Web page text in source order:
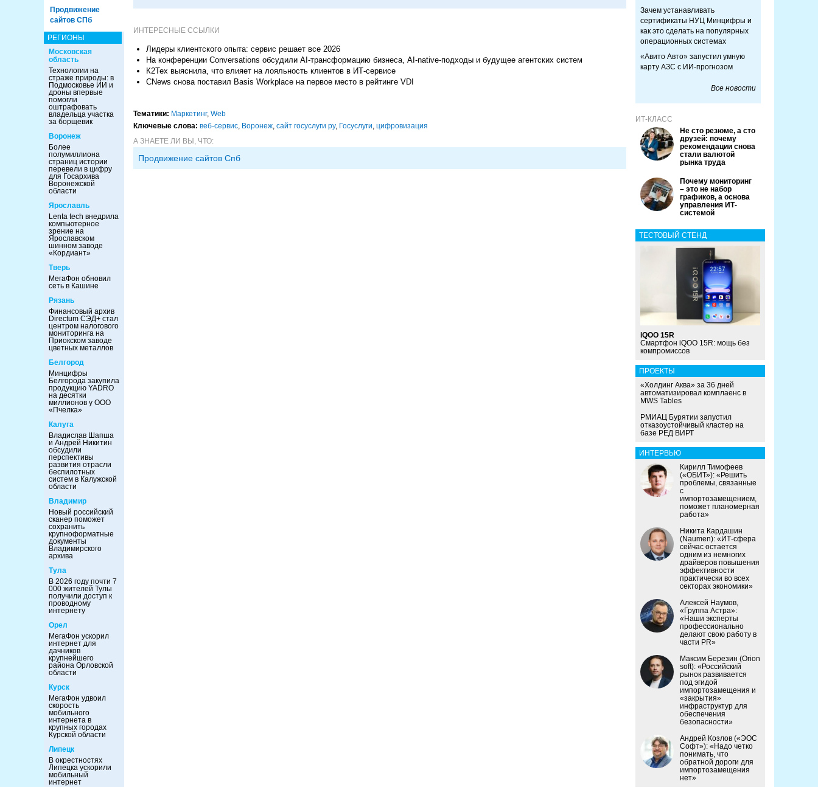
Продвижение
сайтов СПб
РЕГИОНЫ
Московская
область
Технологии на
страже природы: в
Подмосковье ИИ и
дроны впервые
помогли
оштрафовать
владельца участка
за борщевик
Воронеж
Более
полумиллиона
страниц истории
перевели в цифру
для Госархива
Воронежской
области
Ярославль
Lenta tech внедрила
компьютерное
зрение на
Ярославском
шинном заводе
«Кордиант»
Тверь
МегаФон обновил
сеть в Кашине
Рязань
Финансовый архив
Directum СЭД+ стал
центром налогового
мониторинга на
Приокском заводе
цветных металлов
Белгород
Минцифры
Белгорода закупила
продукцию YADRO
на десятки
миллионов у ООО
«Пчелка»
Калуга
Владислав Шапша
и Андрей Никитин
обсудили
перспективы
развития отрасли
беспилотных
систем в Калужской
области
Владимир
Новый российский
сканер поможет
сохранить
крупноформатные
документы
Владимирского
архива
Тула
В 2026 году почти 7
000 жителей Тулы
получили доступ к
проводному
интернету
Орел
МегаФон ускорил
интернет для
дачников
крупнейшего
района Орловской
области
Курск
МегаФон удвоил
скорость
мобильного
интернета в
крупных городах
Курской области
Липецк
В окрестностях
Липецка ускорили
мобильный
интернет
ИНТЕРЕСНЫЕ ССЫЛКИ
Лидеры клиентского опыта: сервис решает все 2026
На конференции Conversations обсудили AI-трансформацию бизнеса, AI-native-подходы и будущее агентских систем
К2Тех выяснила, что влияет на лояльность клиентов в ИТ-сервисе
CNews снова поставил Basis Workplace на первое место в рейтинге VDI
Тематики: Маркетинг, Web
Ключевые слова: веб-сервис, Воронеж, сайт госуслуги ру, Госуслуги, цифровизация
А ЗНАЕТЕ ЛИ ВЫ, ЧТО:
Продвижение сайтов Спб
Зачем устанавливать
сертификаты НУЦ Минцифры и
как это сделать на популярных
операционных системах
«Авито Авто» запустил умную
карту АЗС с ИИ-прогнозом
Все новости
ИТ-КЛАСС
Не сто резюме, а сто
друзей: почему
рекомендации снова
стали валютой
рынка труда
Почему мониторинг
– это не набор
графиков, а основа
управления ИТ-
системой
ТЕСТОВЫЙ СТЕНД
iQOO 15R
Смартфон iQOO 15R: мощь без
компромиссов
ПРОЕКТЫ
«Холдинг Аква» за 36 дней
автоматизировал комплаенс в
MWS Tables
РМИАЦ Бурятии запустил
отказоустойчивый кластер на
базе РЕД ВИРТ
ИНТЕРВЬЮ
Кирилл Тимофеев
(«ОБИТ»): «Решить
проблемы, связанные
с
импортозамещением,
поможет планомерная
работа»
Никита Кардашин
(Naumen): «ИТ-сфера
сейчас остается
одним из немногих
драйверов повышения
эффективности
практически во всех
секторах экономики»
Алексей Наумов,
«Группа Астра»:
«Наши эксперты
профессионально
делают свою работу в
части PR»
Максим Березин (Orion
soft): «Российский
рынок развивается
под эгидой
импортозамещения и
«закрытия»
инфраструктур для
обеспечения
безопасности»
Андрей Козлов («ЭОС
Софт»): «Надо четко
понимать, что
обратной дороги для
импортозамещения
нет»